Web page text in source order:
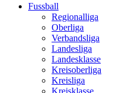
Fussball
Regionalliga
Oberliga
Verbandsliga
Landesliga
Landesklasse
Kreisoberliga
Kreisliga
Kreisklasse